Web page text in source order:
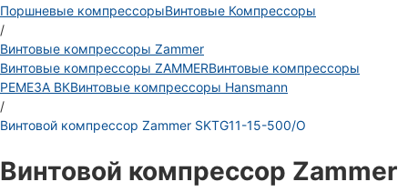
Поршневые компрессорыВинтовые Компрессоры
/
Винтовые компрессоры Zammer
Винтовые компрессоры ZAMMERВинтовые компрессоры
РЕМЕЗА ВКВинтовые компрессоры Hansmann
/
Винтовой компрессор Zammer SKTG11-15-500/O
Винтовой компрессор Zammer